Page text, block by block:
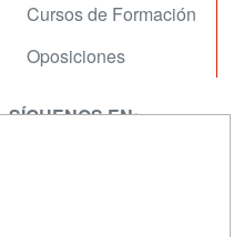
Cursos de Formación
Oposiciones
SÍGUENOS EN: